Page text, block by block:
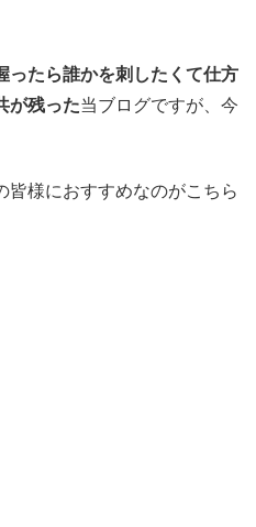
ったら誰かを刺したくて仕方
が残った当ブログですが、今
皆様におすすめなのがこちら